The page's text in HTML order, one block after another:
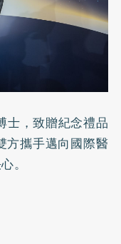
士，致贈紀念禮品
方攜手邁向國際醫
。